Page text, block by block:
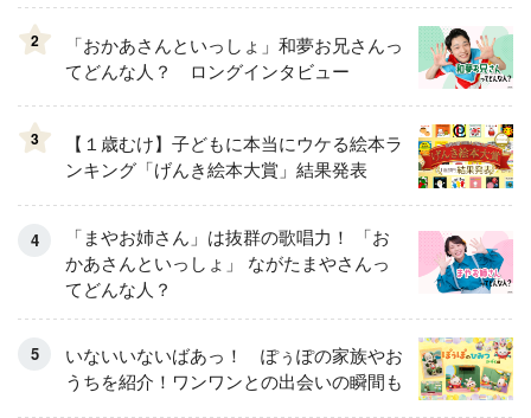
2
「おかあさんといっしょ」和夢お兄さんっ
てどんな人？ ロングインタビュー
3
【１歳むけ】子どもに本当にウケる絵本ラ
ンキング「げんき絵本大賞」結果発表
「まやお姉さん」は抜群の歌唱力！ 「お
かあさんといっしょ」 ながたまやさんっ
てどんな人？
いないいないばあっ！ ぽぅぽの家族やお
うちを紹介！ワンワンとの出会いの瞬間も